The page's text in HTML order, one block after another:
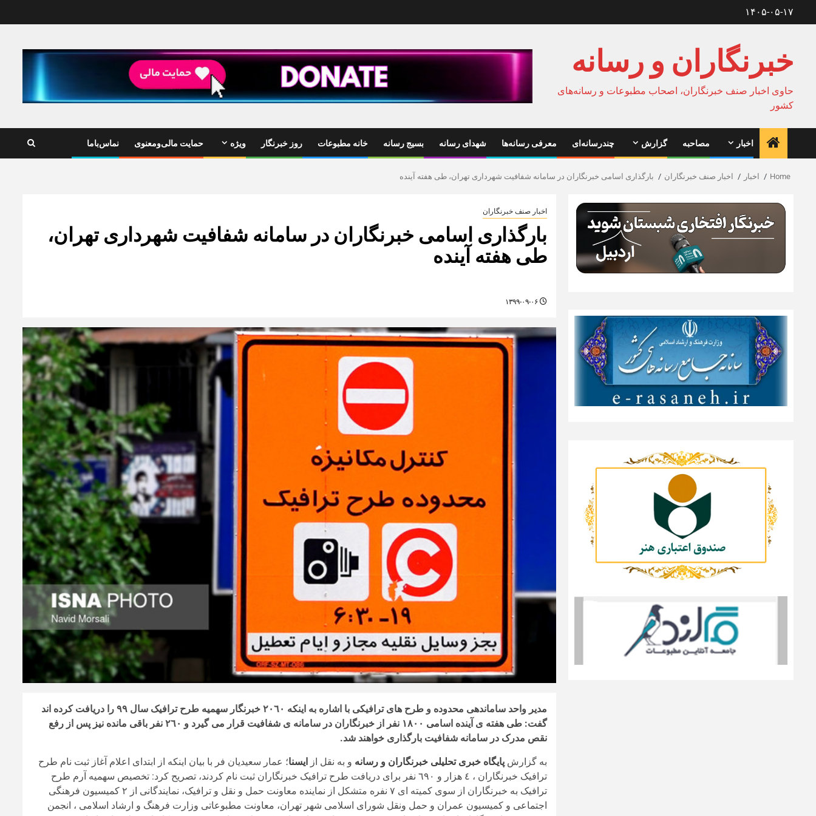
۱۴۰۵-۰۵-۱۷
خبرنگاران و رسانه
حاوی اخبار صنف خبرنگاران، اصحاب مطبوعات و رسانه‌های
کشور
اخبار مصاحبه گزارش چندرسانه‌ای معرفی رسانه‌ها شهدای رسانه بسیج رسانه خانه مطبوعات روز خبرنگار ویژه حمایت مالی‌ومعنوی نماس‌باما
Home اخبار اخبار صنف خبرنگاران بارگذاری اسامی خبرنگاران در سامانه شفافیت شهرداری تهران، طی هفته آینده
اخبار صنف خبرنگاران
بارگذاری اسامی خبرنگاران در سامانه شفافیت شهرداری تهران،
طی هفته آینده
مدیر واحد ساماندهی محدوده و طرح های ترافیکی با اشاره به اینکه ٢٠٦٠ خبرنگار سهمیه طرح ترافیک سال ٩٩ را دریافت کرده اند
گفت: طی هفته ی آینده اسامی ١٨٠٠ نفر از خبرنگاران در سامانه ی شفافیت قرار می گیرد و ٢٦٠ نفر باقی مانده نیز پس از رفع
نقص مدرک در سامانه شفافیت بارگذاری خواهند شد.
به گزارش پایگاه خبری تحلیلی خبرنگاران و رسانه و به نقل از ایسنا؛ عمار سعیدیان فر با بیان اینکه از ابتدای اعلام آغاز ثبت نام طرح
ترافیک خبرنگاران ، ٤ هزار و ٦٩٠ نفر برای دریافت طرح ترافیک خبرنگاران ثبت نام کردند، تصریح کرد: تخصیص سهمیه آرم طرح
ترافیک به خبرنگاران از سوی کمیته ای ٧ نفره متشکل از نماینده معاونت حمل و نقل و ترافیک، نمایندگانی از ٢ کمیسیون فرهنگی
اجتماعی و کمیسیون عمران و حمل ونقل شورای اسلامی شهر تهران، معاونت مطبوعاتی وزارت فرهنگ و ارشاد اسلامی ، انجمن